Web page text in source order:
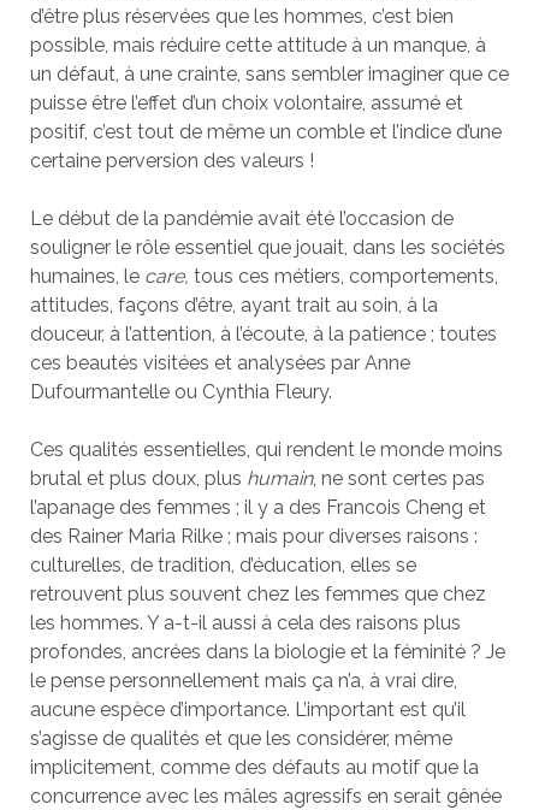
d’être plus réservées que les hommes, c’est bien
possible, mais réduire cette attitude à un manque, à
un défaut, à une crainte, sans sembler imaginer que ce
puisse être l’effet d’un choix volontaire, assumé et
positif, c’est tout de même un comble et l’indice d’une
certaine perversion des valeurs !
Le début de la pandémie avait été l’occasion de
souligner le rôle essentiel que jouait, dans les sociétés
humaines, le care, tous ces métiers, comportements,
attitudes, façons d’être, ayant trait au soin, à la
douceur, à l’attention, à l’écoute, à la patience ; toutes
ces beautés visitées et analysées par Anne
Dufourmantelle ou Cynthia Fleury.
Ces qualités essentielles, qui rendent le monde moins
brutal et plus doux, plus humain, ne sont certes pas
l’apanage des femmes ; il y a des Francois Cheng et
des Rainer Maria Rilke ; mais pour diverses raisons :
culturelles, de tradition, d’éducation, elles se
retrouvent plus souvent chez les femmes que chez
les hommes. Y a-t-il aussi à cela des raisons plus
profondes, ancrées dans la biologie et la féminité ? Je
le pense personnellement mais ça n’a, à vrai dire,
aucune espèce d’importance. L’important est qu’il
s’agisse de qualités et que les considérer, même
implicitement, comme des défauts au motif que la
concurrence avec les mâles agressifs en serait gênée